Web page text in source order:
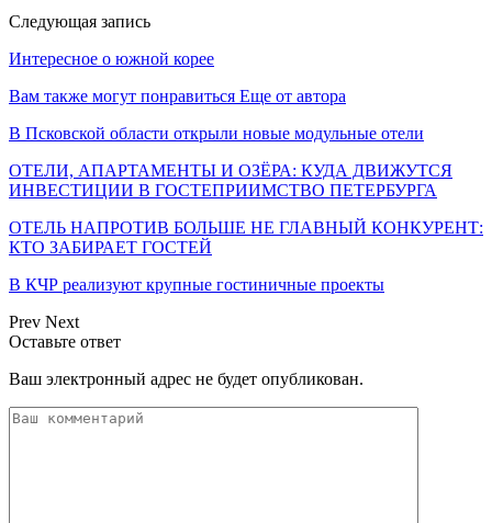
Следующая запись
Интересное о южной корее
Вам также могут понравиться Еще от автора
В Псковской области открыли новые модульные отели
ОТЕЛИ, АПАРТАМЕНТЫ И ОЗЁРА: КУДА ДВИЖУТСЯ
ИНВЕСТИЦИИ В ГОСТЕПРИИМСТВО ПЕТЕРБУРГА
ОТЕЛЬ НАПРОТИВ БОЛЬШЕ НЕ ГЛАВНЫЙ КОНКУРЕНТ:
КТО ЗАБИРАЕТ ГОСТЕЙ
В КЧР реализуют крупные гостиничные проекты
Prev Next
Оставьте ответ
Ваш электронный адрес не будет опубликован.